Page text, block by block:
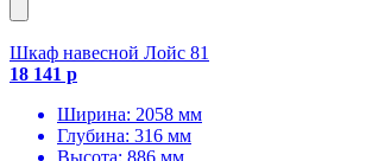
Шкаф навесной Лойс 81
18 141 р
Ширина: 2058 мм
Глубина: 316 мм
Высота: 886 мм